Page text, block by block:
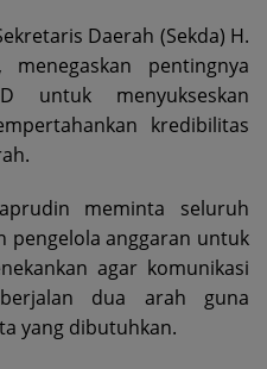
Daerah (Sekda) H.
menegaskan pentingnya
untuk menyukseskan
kredibilitas
meminta seluruh
pengelola anggaran untuk
agar komunikasi
dua arah guna
yang dibutuhkan.